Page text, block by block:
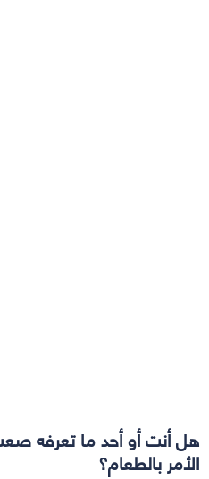
هل أنت أو أحد ما تعرفه
الأمر بالطعام؟